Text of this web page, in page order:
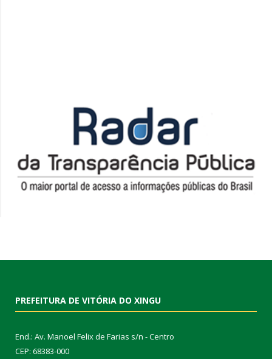
PREFEITURA DE VITÓRIA DO XINGU
End.: Av. Manoel Felix de Farias s/n - Centro
CEP: 68383-000